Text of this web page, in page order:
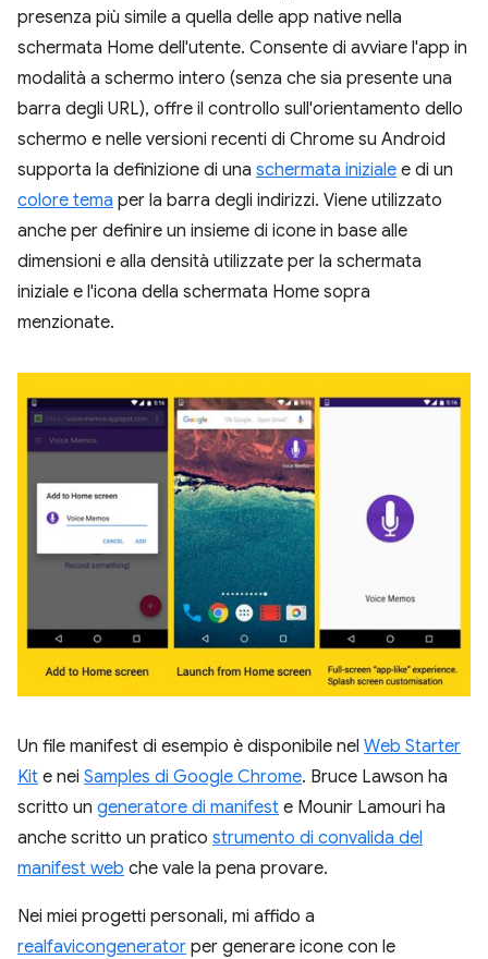
presenza più simile a quella delle app native nella
schermata Home dell'utente. Consente di avviare l'app in
modalità a schermo intero (senza che sia presente una
barra degli URL), offre il controllo sull'orientamento dello
schermo e nelle versioni recenti di Chrome su Android
supporta la definizione di una schermata iniziale e di un
colore tema per la barra degli indirizzi. Viene utilizzato
anche per definire un insieme di icone in base alle
dimensioni e alla densità utilizzate per la schermata
iniziale e l'icona della schermata Home sopra
menzionate.
Un file manifest di esempio è disponibile nel Web Starter
Kit e nei Samples di Google Chrome. Bruce Lawson ha
scritto un generatore di manifest e Mounir Lamouri ha
anche scritto un pratico strumento di convalida del
manifest web che vale la pena provare.
Nei miei progetti personali, mi affido a
realfavicongenerator per generare icone con le